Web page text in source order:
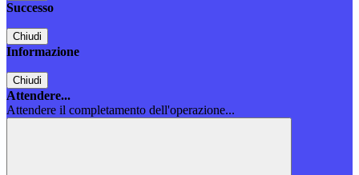
Successo
Chiudi
Informazione
Chiudi
Attendere...
Attendere il completamento dell'operazione...